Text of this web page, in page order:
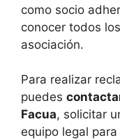
como socio
conocer todos
asociación.
Para realizar
puedes
Facua, solicitar
equipo legal